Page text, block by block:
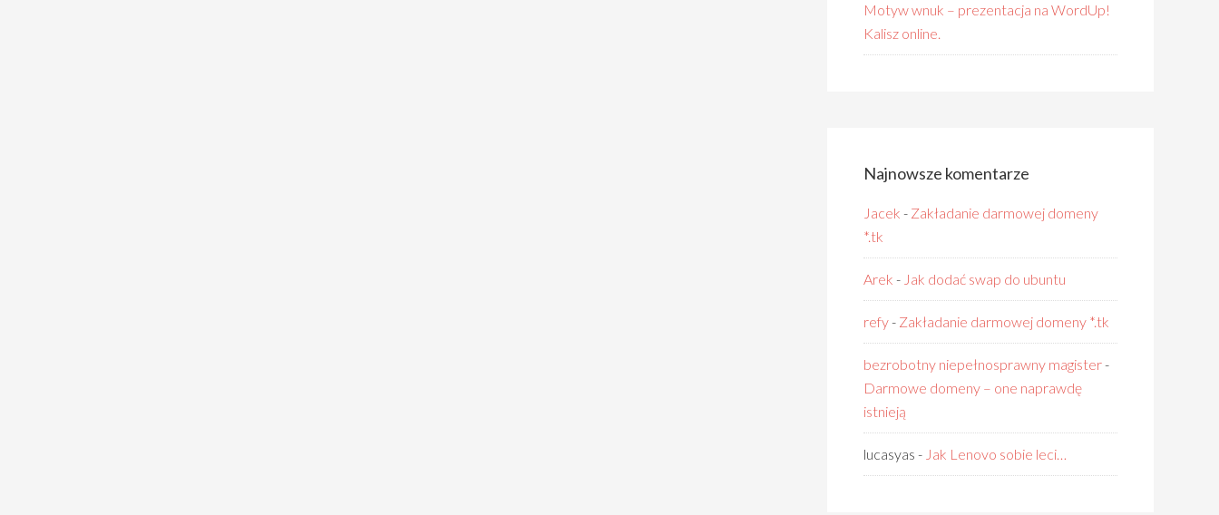
Motyw wnuk – prezentacja na WordUp!
Kalisz online.
Najnowsze komentarze
Jacek - Zakładanie darmowej domeny
*.tk
Arek - Jak dodać swap do ubuntu
refy- Zakładanie darmowej domeny *.tk
bezrobotny niepełnosprawny magister-
Darmowe domeny – one naprawdę
istnieją
lucasyas - Jak Lenovo sobie leci…